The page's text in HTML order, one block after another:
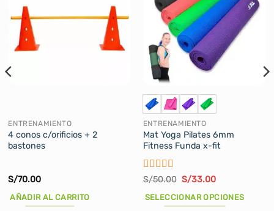
ENTRENAMIENTO
4 conos c/orificios + 2
bastones
S/70.00
AÑADIR AL CARRITO
ENTRENAMIENTO
Mat Yoga Pilates 6mm
Fitness Funda x-fit
Valorado
S/50.00 El
original
era:
S/33.00El
actual
es:
SELECCIONAR OPCIONES